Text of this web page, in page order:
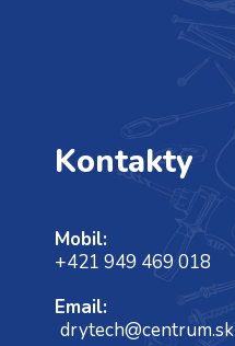
Kontakty
Mobil:
+421 949 469 018
Email:
drytech@centrum.sk